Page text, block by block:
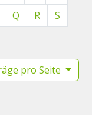
Q R
S
pro Seite